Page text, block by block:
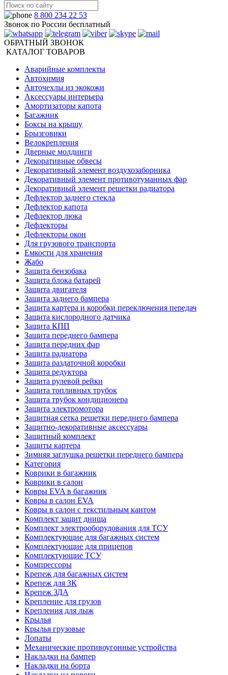
8 800 234 22 53
Звонок по России бесплатный
ОБРАТНЫЙ ЗВОНОК
КАТАЛОГ ТОВАРОВ
Аварийные комплекты
Автохимия
Авточехлы из экокожи
Аксессуары интерьера
Амортизаторы капота
Багажник
Боксы на крышу
Брызговики
Велокрепления
Дверные молдинги
Декоративные обвесы
Декоративный элемент воздухозаборника
Декоративный элемент противотуманных фар
Декоративный элемент решетки радиатора
Дефлектор заднего стекла
Дефлектор капота
Дефлектор люка
Дефлекторы
Дефлекторы окон
Для грузового транспорта
Емкости для хранения
Жабо
Защита бензобака
Защита блока батарей
Защита двигателя
Защита заднего бампера
Защита картера и коробки переключения передач
Защита кислородного датчика
Защита КПП
Защита переднего бампера
Защита передних фар
Защита радиатора
Защита раздаточной коробки
Защита редуктора
Защита рулевой рейки
Защита топливных трубок
Защита трубок кондиционера
Защита электромотора
Защитная сетка решетки переднего бампера
Защитно-декоративные аксессуары
Защитный комплект
Защиты картера
Зимняя заглушка решетки переднего бампера
Категория
Коврики в багажник
Коврики в салон
Ковры EVA в багажник
Ковры в салон EVA
Ковры в салон с текстильным кантом
Комплект защит днища
Комплект электрооборудования для ТСУ
Комплектующие для багажных систем
Комплектующие для прицепов
Комплектующие ТСУ
Компрессоры
Крепеж для багажных систем
Крепеж для ЗК
Крепеж ЗДА
Крепление для грузов
Крепления для лыж
Крылья
Крылья грузовые
Лопаты
Механические противоугонные устройства
Накладки на бампер
Накладки на борта